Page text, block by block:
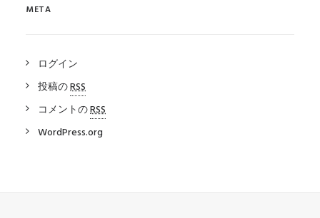
META
ログイン
投稿のRSS
コメントのRSS
WordPress.org